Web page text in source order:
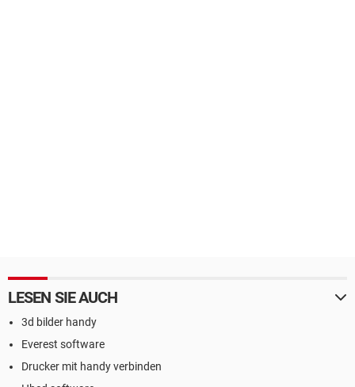
LESEN SIE AUCH
3d bilder handy
Everest software
Drucker mit handy verbinden